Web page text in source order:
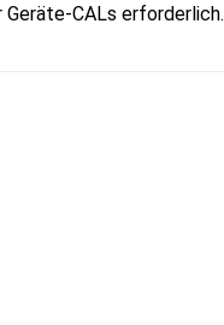
CALs erforderlich.